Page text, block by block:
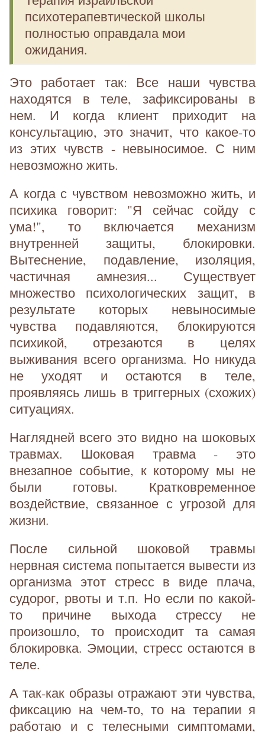
психотерапевтической школы
полностью оправдала мои
ожидания.
Это работает так: Все наши чувства
находятся в теле, зафиксированы в
нем. И когда клиент приходит на
консультацию, это значит, что какое-то
из этих чувств - невыносимое. С ним
невозможно жить.
А когда с чувством невозможно жить, и
психика говорит: "Я сейчас сойду с
ума!", то включается механизм
внутренней защиты, блокировки.
Вытеснение, подавление, изоляция,
частичная амнезия... Существует
множество психологических защит, в
результате которых невыносимые
чувства подавляются, блокируются
психикой, отрезаются в целях
выживания всего организма. Но никуда
не уходят и остаются в теле,
проявляясь лишь в триггерных (схожих)
ситуациях.
Наглядней всего это видно на шоковых
травмах. Шоковая травма - это
внезапное событие, к которому мы не
были готовы. Кратковременное
воздействие, связанное с угрозой для
жизни.
После сильной шоковой травмы
нервная система попытается вывести из
организма этот стресс в виде плача,
судорог, рвоты и т.п. Но если по какой-
то причине выхода стрессу не
произошло, то происходит та самая
блокировка. Эмоции, стресс остаются в
теле.
А так-как образы отражают эти чувства,
фиксацию на чем-то, то на терапии я
работаю и с телесными симптомами,